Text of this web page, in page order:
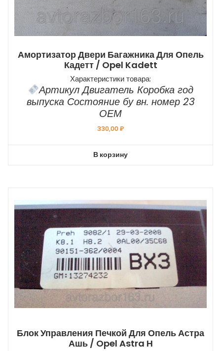
Амортизатор Двери Багажника Для Опель
Кадетт / Opel Kadett
Характеристики товара:
Артикул Двигатель Коробка год
выпуска Состояние бу вн. номер 23
ОЕМ
330,00₽
В корзину
Блок Управления Печкой Для Опель Астра
Ашь / Opel Astra H